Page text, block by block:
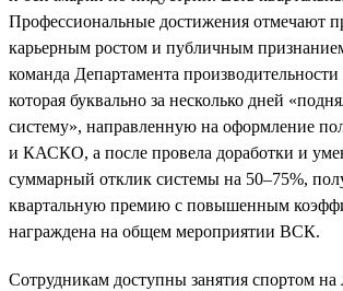
Профессиональные достижения отмечают
карьерным ростом и публичным
команда Департамента
которая буквально за несколько дней
систему», направленную на оформление
и КАСКО, а после провела доработки и
суммарный отклик системы на 50–75%,
квартальную премию с повышенным
награждена на общем мероприятии ВСК.
Сотрудникам доступны занятия спортом на